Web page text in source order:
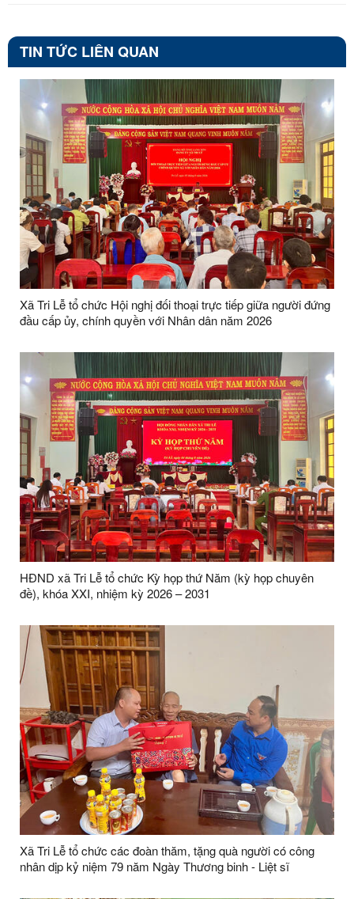
TIN TỨC LIÊN QUAN
Xã Tri Lễ tổ chức Hội nghị đối thoại trực tiếp giữa người đứng
đầu cấp ủy, chính quyền với Nhân dân năm 2026
HĐND xã Tri Lễ tổ chức Kỳ họp thứ Năm (kỳ họp chuyên
đề), khóa XXI, nhiệm kỳ 2026 – 2031
Xã Tri Lễ tổ chức các đoàn thăm, tặng quà người có công
nhân dịp kỷ niệm 79 năm Ngày Thương binh - Liệt sĩ